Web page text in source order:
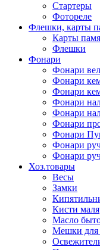
Стартеры
Фотореле
Флешки, карты
Карты
Флешки
Фонари
Фонари
Фонари
Фонари
Фонари
Фонари
Фонари
Фонари
Фонари
Фонари
Хоз.товары
Весы
Замки
Кисти
Масло
Мешки для